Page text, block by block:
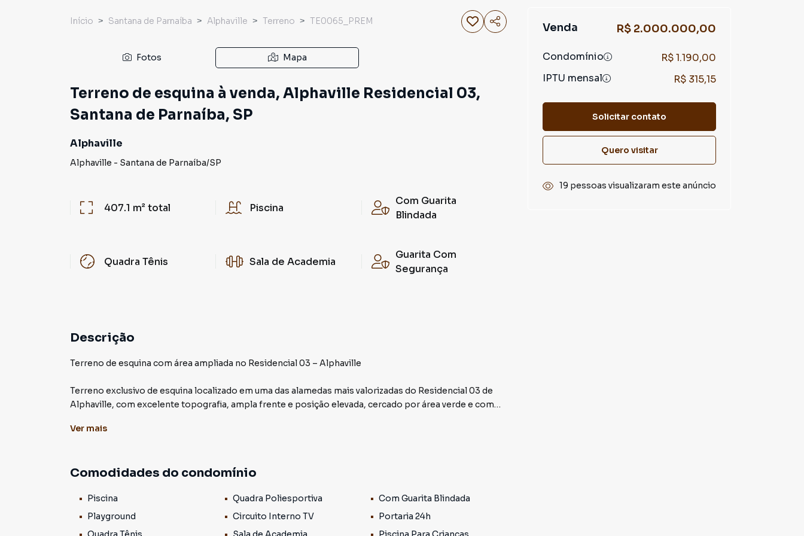
Início Santana de Parnaíba Alphaville Terreno TE0065_PREM
Fotos Mapa
Terreno de esquina à venda, Alphaville Residencial 03,
Santana de Parnaíba, SP
Alphaville
Alphaville - Santana de Parnaíba/SP
407.1 m²total Piscina
Com Guarita
Blindada
Quadra Tênis Sala de Academia
Guarita Com
Segurança
Descrição
Terreno de esquina com área ampliada no Residencial 03 – Alphaville
Terreno exclusivo de esquina localizado em uma das alamedas mais valorizadas do Residencial 03 de
Alphaville, com excelente topografia, ampla frente e posição elevada, cercado por área verde e com
do jardim, paisagismo ou áreas de lazer, agregando ainda mais valor ao projeto arquitetônico.
Sua posição privilegiada em esquina garante:
Maior privacidade
Ver mais
Comodidades do condomínio
Piscina Quadra Poliesportiva
Com Guarita Blindada
Playground
Circuito Interno TV
Portaria 24h
Venda R$ 2.000.000,00
Condomínio
R$ 1.190,00
IPTU mensal
R$ 315,15
Solicitar contato
Quero visitar
19 pessoas visualizaram este anúncio